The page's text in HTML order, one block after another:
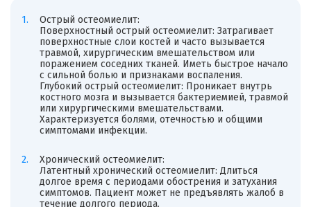
Острый остеомиелит:
Поверхностный острый остеомиелит: Затрагивает
поверхностные слои костей и часто вызывается
травмой, хирургическим вмешательством или
поражением соседних тканей. Иметь быстрое начало
с сильной болью и признаками воспаления.
Глубокий острый остеомиелит: Проникает внутрь
костного мозга и вызывается бактериемией, травмой
или хирургическими вмешательствами.
Характеризуется болями, отечностью и общими
симптомами инфекции.
Хронический остеомиелит:
Латентный хронический остеомиелит: Длиться
долгое время с периодами обострения и затухания
симптомов. Пациент может не предъявлять жалоб в
течение долгого периода.